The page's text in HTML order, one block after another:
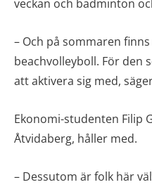
veckan och badminton
– Och på sommaren
beachvolleyboll. För den
att aktivera sig med,
Ekonomi-studenten Filip
Åtvidaberg, håller med.
– Dessutom är folk här